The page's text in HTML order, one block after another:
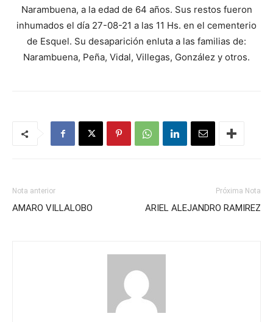
Narambuena, a la edad de 64 años. Sus restos fueron
inhumados el día 27-08-21 a las 11 Hs. en el cementerio
de Esquel. Su desaparición enluta a las familias de:
Narambuena, Peña, Vidal, Villegas, González y otros.
Nota anterior
AMARO VILLALOBO
Próxima Nota
ARIEL ALEJANDRO RAMIREZ